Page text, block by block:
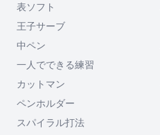
表ソフト
王子サーブ
中ペン
一人でできる練習
カットマン
ペンホルダー
スパイラル打法